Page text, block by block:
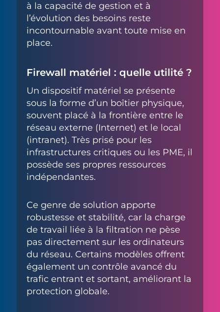
à la capacité de gestion et à
l’évolution des besoins reste
incontournable avant toute mise en
place.
Firewall matériel : quelle utilité ?
Un dispositif matériel se présente
sous la forme d’un boîtier physique,
souvent placé à la frontière entre le
réseau externe (Internet) et le local
(intranet). Très prisé pour les
infrastructures critiques ou les PME, il
possède ses propres ressources
indépendantes.
Ce genre de solution apporte
robustesse et stabilité, car la charge
de travail liée à la filtration ne pèse
pas directement sur les ordinateurs
du réseau. Certains modèles offrent
également un contrôle avancé du
trafic entrant et sortant, améliorant la
protection globale.